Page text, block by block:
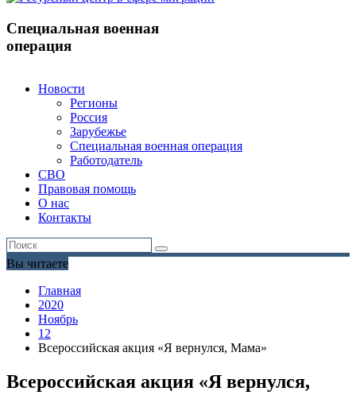
Специальная военная
операция
Новости
Регионы
Россия
Зарубежье
Специальная военная операция
Работодатель
СВО
Правовая помощь
О нас
Контакты
Вы читаете
Главная
2020
Ноябрь
12
Всероссийская акция «Я вернулся, Мама»
Всероссийская акция «Я вернулся,